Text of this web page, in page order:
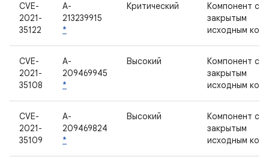
CVE-
2021-
35122
A-
213239915
*
Критический
Компонент с
закрытым
исходным
CVE-
2021-
35108
A-
209469945
*
Высокий
Компонент с
закрытым
исходным
CVE-
2021-
35109
A-
209469824
*
Высокий
Компонент с
закрытым
исходным